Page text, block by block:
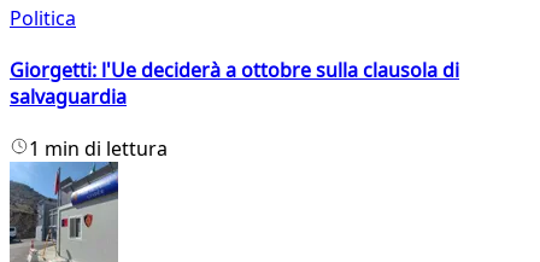
Politica
Giorgetti: l'Ue deciderà a ottobre sulla clausola di
salvaguardia
1 min di lettura